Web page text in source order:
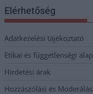
Elérhetőség
Adatkezelési tájékoztató
Etikai és függetlenségi
Hirdetési árak
Hozzászólási és